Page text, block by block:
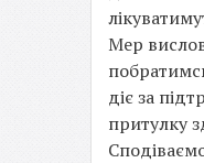
Мер
діє за
притулку